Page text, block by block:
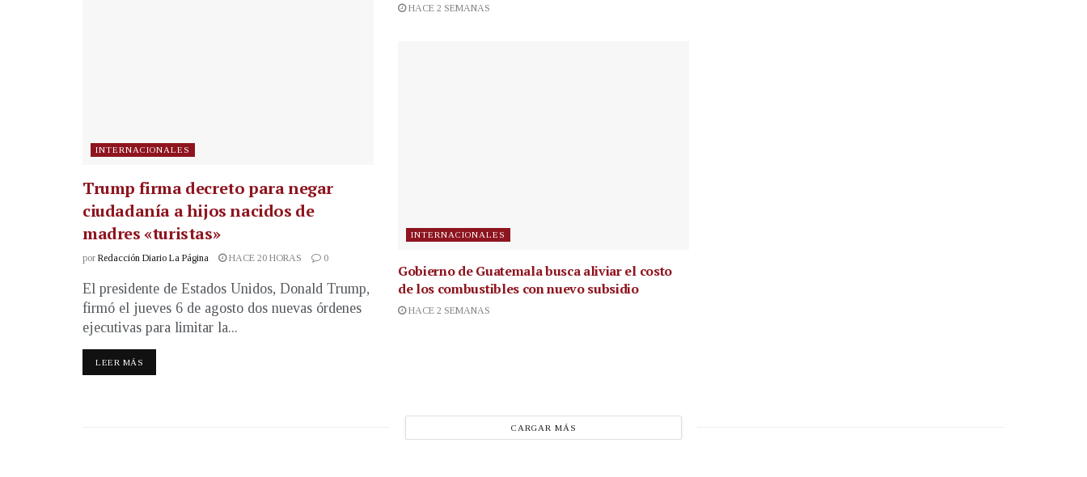
INTERNACIONALES
Trump firma decreto para negar
ciudadanía a hijos nacidos de
madres «turistas»
por Redacción Diario La Página HACE 20 HORAS 0
El presidente de Estados Unidos, Donald Trump,
firmó el jueves 6 de agosto dos nuevas órdenes
ejecutivas para limitar la...
LEER MÁS
HACE 2 SEMANAS
INTERNACIONALES
Gobierno de Guatemala busca aliviar el costo
de los combustibles con nuevo subsidio
HACE 2 SEMANAS
CARGAR MÁS